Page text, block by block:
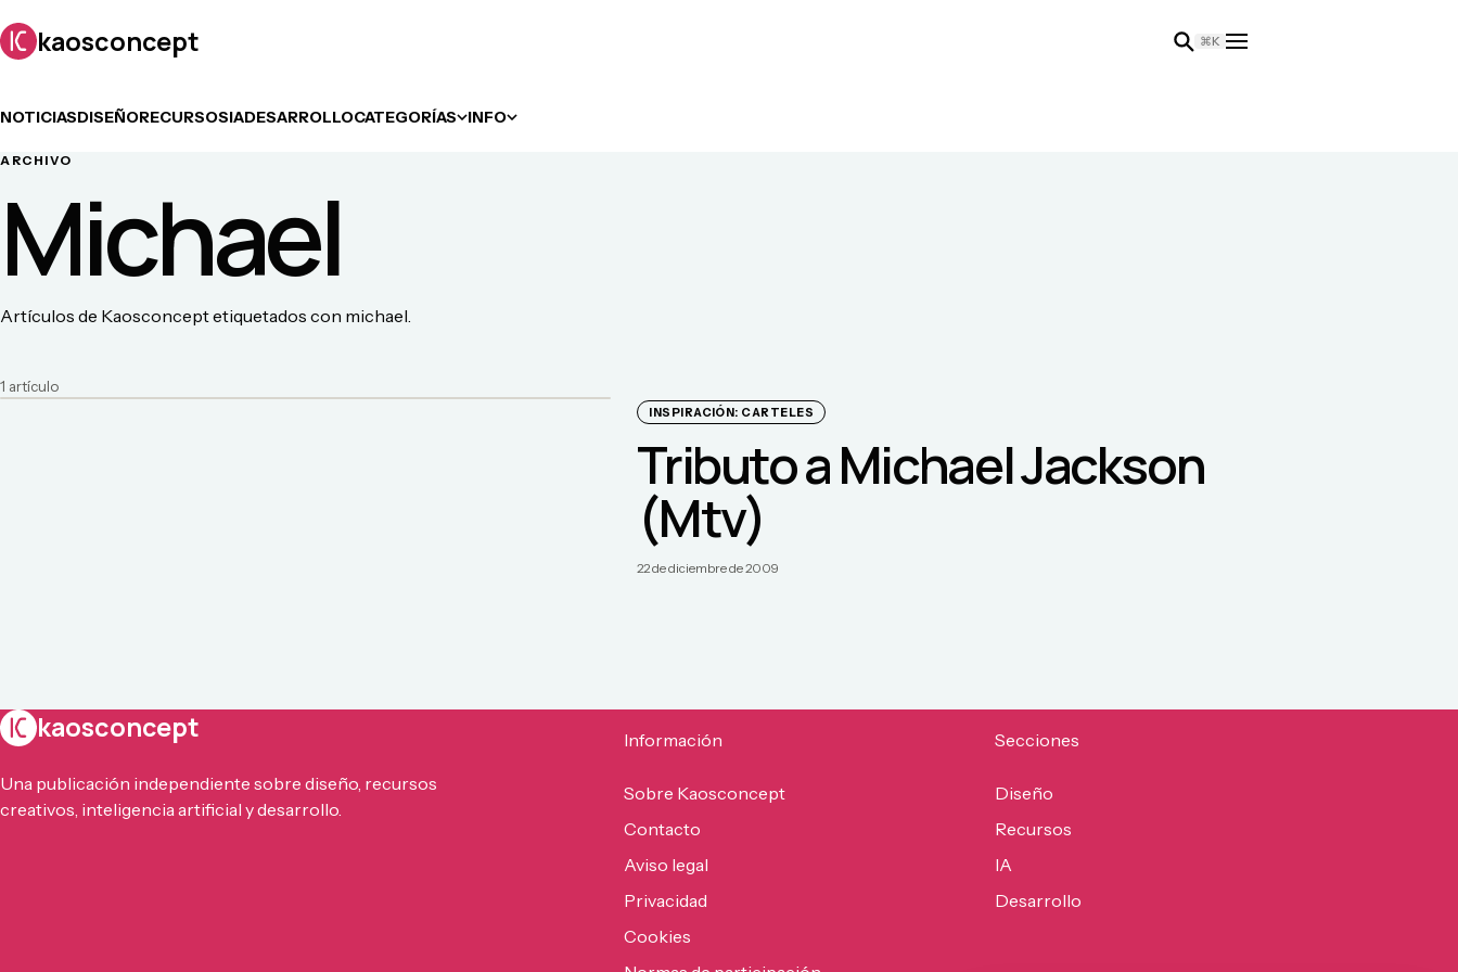
kaosconcept ⌘K
NOTICIASDISEÑORECURSOSIADESARROLLOCATEGORÍAS INFO
ARCHIVO
Michael
Artículos de Kaosconcept etiquetados con michael.
1 artículo
INSPIRACIÓN: CARTELES
Tributo a Michael Jackson
(Mtv)
22 de diciembre de 2009
kaosconcept
Una publicación independiente sobre diseño, recursos
creativos, inteligencia artificial y desarrollo.
Información
Sobre Kaosconcept
Contacto
Aviso legal
Privacidad
Cookies
Secciones
Diseño
Recursos
IA
Desarrollo